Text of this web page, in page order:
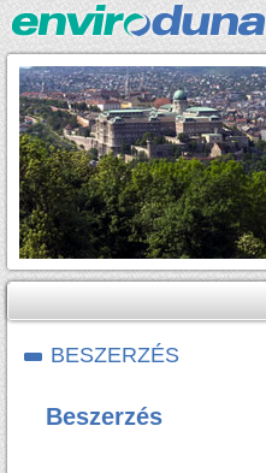
BESZERZÉS
Beszerzés